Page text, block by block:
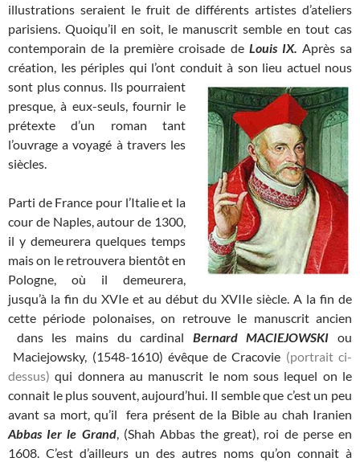
illustrations seraient le fruit de différents artistes d’ateliers
parisiens. Quoiqu’il en soit, le manuscrit semble en tout cas
contemporain de la première croisade deLouis IX. Après sa
création, les périples qui l’ont conduit à son lieu actuel nous
sont plus connus. Ils pourraient
presque, à eux-seuls, fournir le
prétexte d’un roman tant
l’ouvrage a voyagé à travers les
siècles.
Parti de France pour l’Italie et la
cour de Naples, autour de 1300,
il y demeurera quelques temps
mais on le retrouvera bientôt en
Pologne, où il demeurera,
jusqu’à la fin du XVIe et au début du XVIIe siècle. A la fin de
cette période polonaises, on retrouve le manuscrit ancien
dans les mains du cardinal Bernard MACIEJOWSKI ou
Maciejowsky, (1548-1610) évêque de Cracovie (portrait ci-
dessus)qui donnera au manuscrit le nom sous lequel on le
connait le plus souvent, aujourd’hui. Il semble que c’est un peu
avant sa mort, qu’il fera présent de la Bible au chah Iranien
Abbas Ier le Grand, (Shah Abbas the great), roi de perse en
1608. C’est d’ailleurs un des autres noms qu’on connait à